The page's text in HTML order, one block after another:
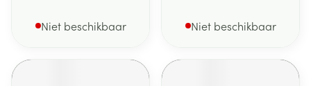
Niet beschikbaar Niet beschikbaar